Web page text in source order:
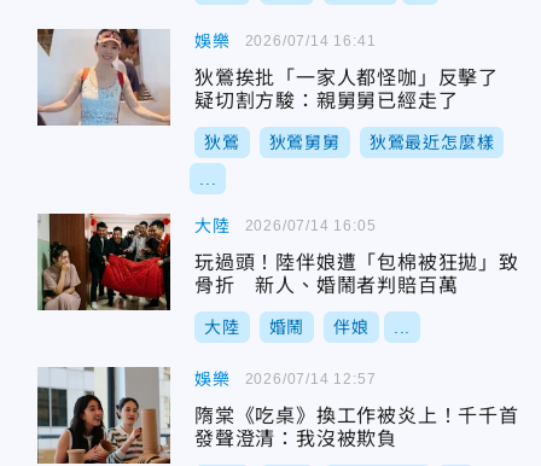
娛樂
狄鶯挨批「一家人都怪咖」反擊了
疑切割方駿：親舅舅已經走了
狄鶯 狄鶯舅舅 狄鶯最近怎麼樣
2026/07/14 16:41
大陸
玩過頭！陸伴娘遭「包棉被狂拋」致
骨折 新人、婚鬧者判賠百萬
大陸 婚鬧 伴娘
2026/07/14 16:05
娛樂
隋棠《吃桌》換工作被炎上！千千首
發聲澄清：我沒被欺負
2026/07/14 12:57